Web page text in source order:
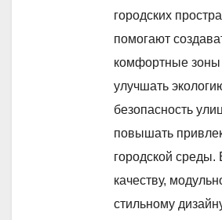
городских
помогают
комфортные зоны
улучшать
безопасность
повышать
городской среды.
качеству,
стильному